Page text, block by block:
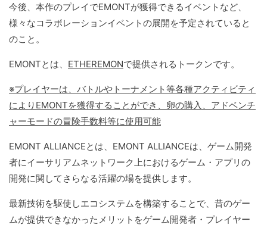
今後、本作のプレイでEMONTが獲得できるイベントなど、
様々なコラボレーションイベントの展開を予定されていると
のこと。
EMONTとは、 ETHEREMONで提供されるトークンです。
※プレイヤーは、バトルやトーナメント等各種アクティビティ
によりEMONTを獲得することができ、卵の購入、アドベンチ
ャーモードの冒険手数料等に使用可能
EMONT ALLIANCEとは、EMONT ALLIANCEは、ゲーム開発
者にイーサリアムネットワーク上におけるゲーム・アプリの
開発に関してさらなる活躍の場を提供します。
最新技術を駆使しエコシステムを構築することで、昔のゲー
ムが提供できなかったメリットをゲーム開発者・プレイヤー